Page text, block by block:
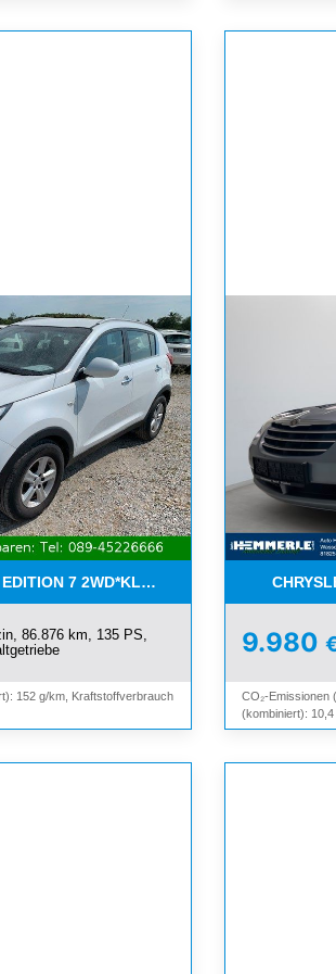
7 2WD*KLIMA*SHZ*TEMPOMAT*
86.876 km, 135 PS,
152 g/km, Kraftstoffverbrauch
9.980
CO₂-Emissionen
(kombiniert):